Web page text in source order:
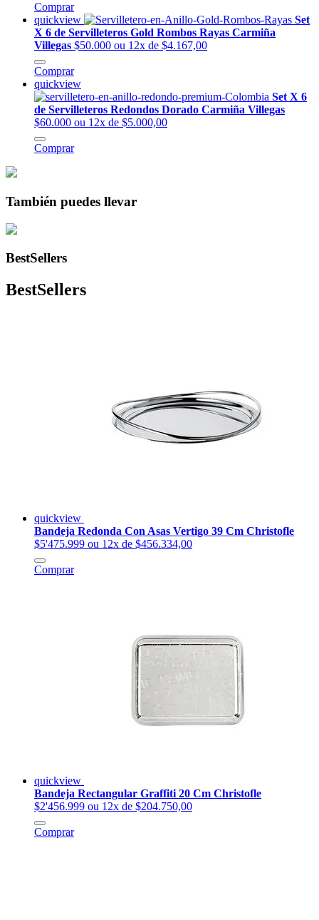
Comprar
quickview
Set
X 6 de Servilleteros Gold Rombos Rayas Carmiña
Villegas $50.000 ou 12x de $4.167,00
Comprar
quickview
Set X 6
de Servilleteros Redondos Dorado Carmiña Villegas
$60.000 ou 12x de $5.000,00
Comprar
También puedes llevar
BestSellers
BestSellers
quickview
Bandeja Redonda Con Asas Vertigo 39 Cm Christofle
$5'475.999 ou 12x de $456.334,00
Comprar
quickview
Bandeja Rectangular Graffiti 20 Cm Christofle
$2'456.999 ou 12x de $204.750,00
Comprar